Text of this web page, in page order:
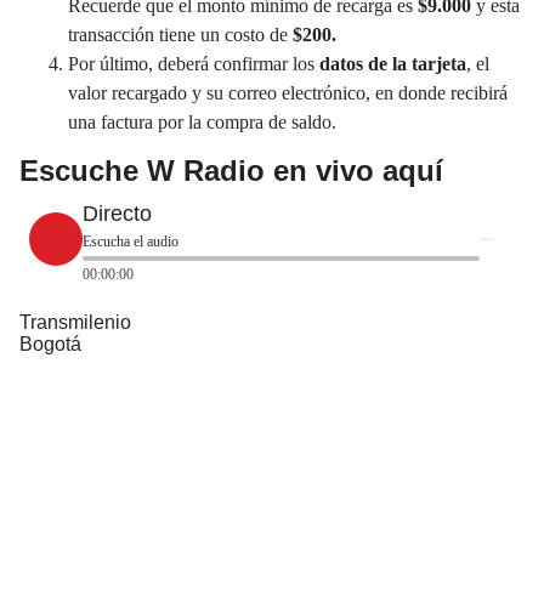
Recuerde que el monto mínimo de recarga es $9.000 y esta
transacción tiene un costo de $200.
Por último, deberá confirmar los datos de la tarjeta, el
valor recargado y su correo electrónico, en donde recibirá
una factura por la compra de saldo.
Escuche W Radio en vivo aquí
Directo
Escucha el audio
00:00:00
Transmilenio
Bogotá